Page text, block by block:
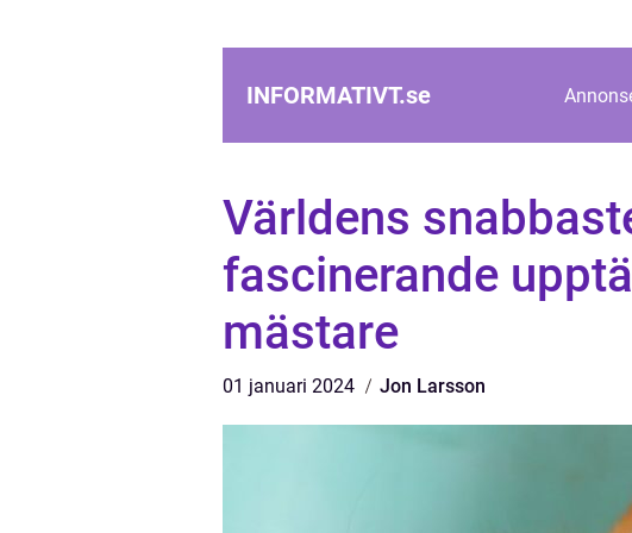
INFORMATIVT.se
Världens
fascinerande
mästare
01 januari 2024 Jon Larsson